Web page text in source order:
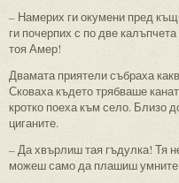
– Намерих ги окумени пред
ги почерпих с по две
тоя Амер!
Двамата приятели събраха
Сковаха където трябваше
кротко поеха към село. Близо
циганите.
– Да хвърлиш тая гъдулка! Тя
можеш само да плашиш умните